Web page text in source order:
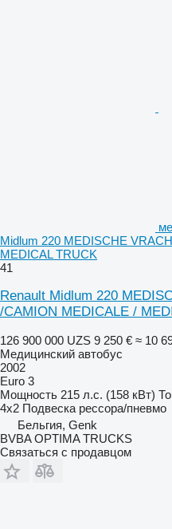
Midlum 220 MEDISCHE
MEDICAL TRUCK
41
Renault Midlum 220
/CAMION MEDICALE /
126 900 000 UZS 9 250 € ≈ 10
Медицинский автобус
2002
Euro 3
Мощность 215 л.с. (158 кВт)
4x2 Подвеска рессора/пневмо
Бельгия, Genk
BVBA OPTIMA TRUCKS
Связаться с продавцом